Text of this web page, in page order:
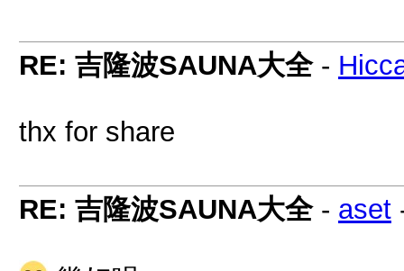
RE: 吉隆波SAUNA大全-
thx for share
RE: 吉隆波SAUNA大全- aset